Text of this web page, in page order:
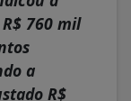
760 mil
a
R$